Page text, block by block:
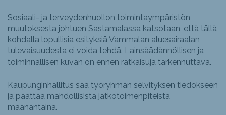
Sosiaali- ja terveydenhuollon toimintaympäristön
muutoksesta johtuen Sastamalassa katsotaan, että tällä
kohdalla lopullisia esityksiä Vammalan aluesairaalan
tulevaisuudesta ei voida tehdä. Lainsäädännöllisen ja
toiminnallisen kuvan on ennen ratkaisuja tarkennuttava.
Kaupunginhallitus saa työryhmän selvityksen tiedokseen
ja päättää mahdollisista jatkotoimenpiteistä
maanantaina.